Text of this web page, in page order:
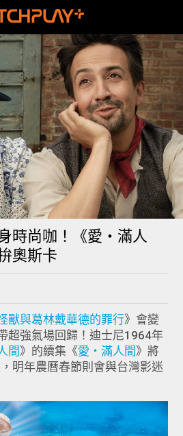
時尚咖！《愛‧滿人
奧斯卡
獸與葛林戴華德的罪行》會變
超強氣場回歸！迪士尼1964年
間》的續集《愛‧滿人間》將
明年農曆春節則會與台灣影迷